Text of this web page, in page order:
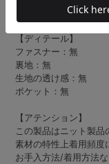
い日にぴったりのト
【ディテール】
ファスナー：無
裏地：無
生地の透け感：無
ポケット：無
【アテンション】
この製品はニット製品
素材の特性上着用頻度
お手入方法/着用方法